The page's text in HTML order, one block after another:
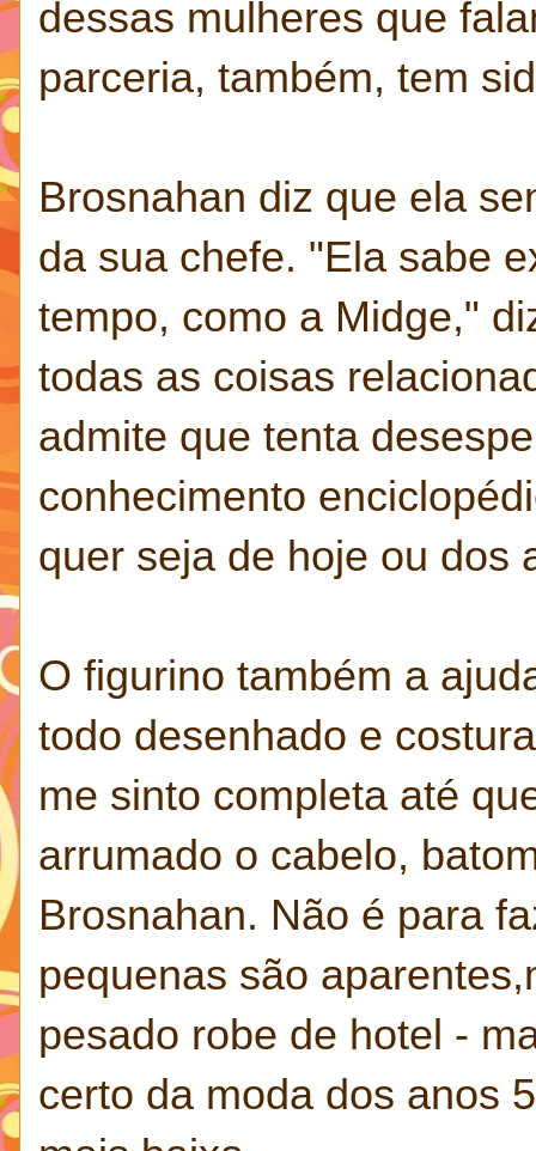
dessas mulheres que
parceria, também, tem
Brosnahan diz que ela
da sua chefe. "Ela sabe
tempo, como a Midge,"
todas as coisas
admite que tenta
conhecimento
quer seja de hoje ou dos
O figurino também a
todo desenhado e
me sinto completa até
arrumado o cabelo,
Brosnahan. Não é para
pequenas são
pesado robe de hotel -
certo da moda dos anos